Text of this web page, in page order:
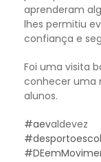
aprenderam
lhes permitiu
confiança e
Foi uma visita
conhecer uma
alunos.
#aev